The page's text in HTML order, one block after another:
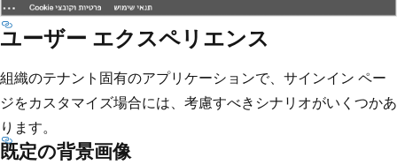
ユーザー エクスペリエンス
組織のテナント固有のアプリケーションで、サインイン ペー
ジをカスタマイズ場合には、考慮すべきシナリオがいくつかあ
ります。
既定の背景画像